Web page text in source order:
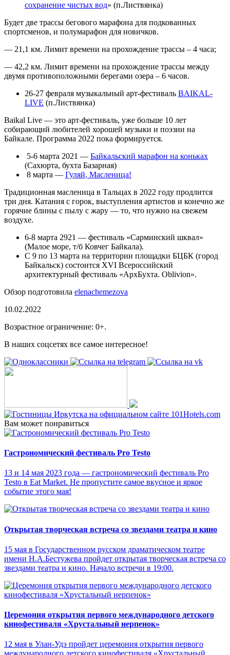
сохранение чистых вод» (п.Листвянка)
Будет две трассы бегового марафона для подкованных
спортсменов, и полумарафон для новичков.
— 21,1 км. Лимит времени на прохождение трассы – 4 часа;
— 42,2 км. Лимит времени на прохождение трассы между
двумя противоположными берегами озера – 6 часов.
26-27 февраля музыкальный арт-фестиваль BAIKAL-
LIVE (п.Листвянка)
Baikal Live — это арт-фестиваль, уже больше 10 лет
собирающий любителей хорошей музыки и поэзии на
Байкале. Программа 2022 пока формируется.
5-6 марта 2021 — Байкальский марафон на коньках
(Сахюрта, бухта Базарная)
8 марта — Гуляй, Масленица!
Традиционная масленица в Тальцах в 2022 году продлится
три дня. Катания с горок, выступления артистов и конечно же
горячие блины с пылу с жару — то, что нужно на свежем
воздухе.
6-8 марта 2921 — фестиваль «Сарминский шквал»
(Малое море, т/б Ковчег Байкала).
С 9 по 13 марта на территории площадки БЦБК (город
Байкальск) состоится XVI Всероссийский
архитектурный фестиваль «АрхБухта. Oblivion».
Обзор подготовила elenachemezova
10.02.2022
Возрастное ограничение: 0+.
В наших соцсетях все самое интересное!
Вам может понравиться
Гастрономический фестиваль Pro Testo
13 и 14 мая 2023 года — гастрономический фестиваль Pro
Testo в Eat Market. Не пропустите самое вкусное и яркое
событие этого мая!
Открытая творческая встреча со звездами театра и кино
15 мая в Государственном русском драматическом театре
имени Н.А.Бестужева пройдет открытая творческая встреча со
звездами театра и кино. Начало встречи в 19:00.
Церемония открытия первого международного детского
кинофестиваля «Хрустальный нерпенок»
12 мая в Улан-Удэ пройдет церемония открытия первого